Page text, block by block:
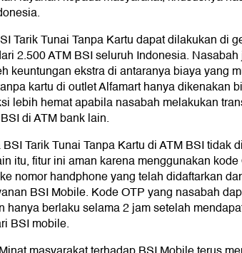
Tarik Tunai Tanpa Kartu dapat dilakukan di
2.500 ATM BSI seluruh Indonesia.
keuntungan ekstra di antaranya biaya yang
kartu di outlet Alfamart hanya dikenakan
lebih hemat apabila nasabah melakukan
di ATM bank lain.
Tarik Tunai Tanpa Kartu di ATM BSI tidak
itu, fitur ini aman karena menggunakan
nomor handphone yang telah didaftarkan
BSI Mobile. Kode OTP yang nasabah
hanya berlaku selama 2 jam setelah
BSI mobile.